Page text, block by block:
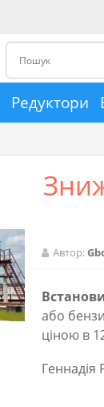
Редуктори
Автор:
або
ціною в
Геннадія